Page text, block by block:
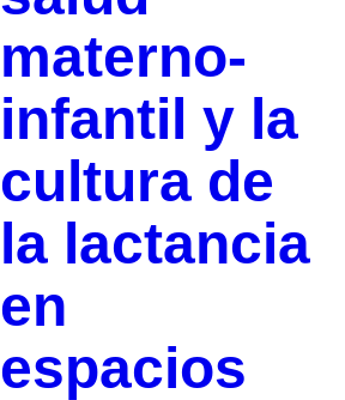
materno-
infantil y la
cultura de
la lactancia
en
espacios